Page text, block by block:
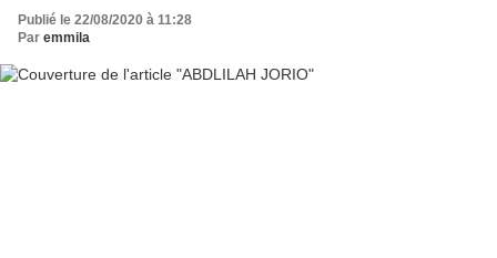
Publié le 22/08/2020 à 11:28
Par emmila